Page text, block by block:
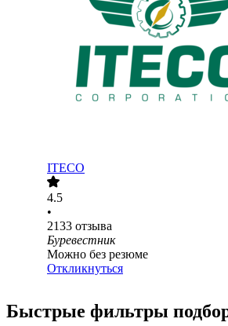
ITECO
4.5
•
2133 отзыва
Буревестник
Можно без резюме
Откликнуться
Быстрые фильтры